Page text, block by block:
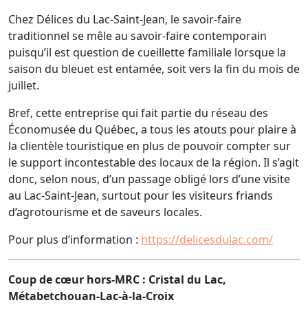
Chez Délices du Lac-Saint-Jean, le savoir-faire
traditionnel se mêle au savoir-faire contemporain
puisqu’il est question de cueillette familiale lorsque la
saison du bleuet est entamée, soit vers la fin du mois de
juillet.
Bref, cette entreprise qui fait partie du réseau des
Économusée du Québec, a tous les atouts pour plaire à
la clientèle touristique en plus de pouvoir compter sur
le support incontestable des locaux de la région. Il s’agit
donc, selon nous, d’un passage obligé lors d’une visite
au Lac-Saint-Jean, surtout pour les visiteurs friands
d’agrotourisme et de saveurs locales.
Pour plus d’information : https://delicesdulac.com/
Coup de cœur hors-MRC : Cristal du Lac,
Métabetchouan-Lac-à-la-Croix